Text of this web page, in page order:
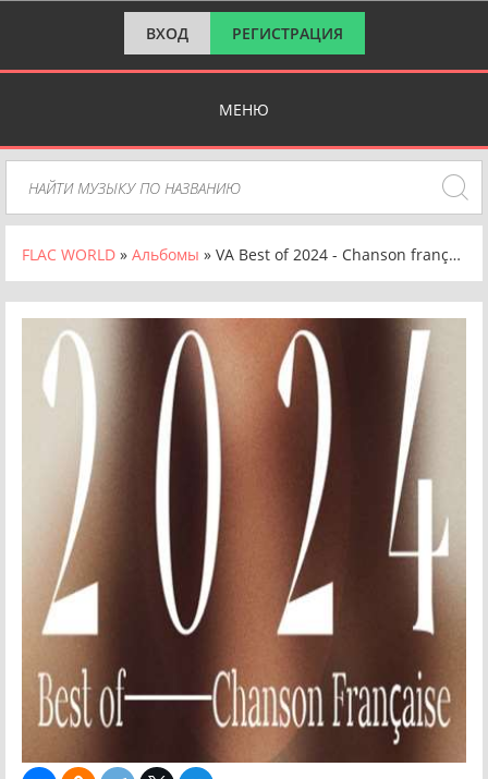
ВХОД РЕГИСТРАЦИЯ
МЕНЮ
FLAC WORLD » Альбомы » VA Best of 2024 - Chanson française [24-bit Hi-Res] (2024) FLAC